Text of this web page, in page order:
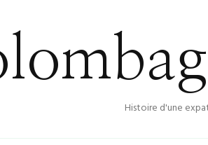
Histoire d'une